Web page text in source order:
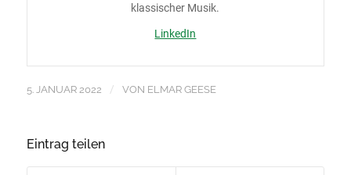
klassischer Musik.
LinkedIn
5. JANUAR 2022 / VON ELMAR GEESE
Eintrag teilen